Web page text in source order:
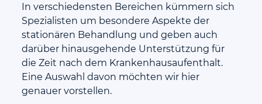
In verschiedensten Bereichen kümmern sich
Spezialisten um besondere Aspekte der
stationären Behandlung und geben auch
darüber hinausgehende Unterstützung für
die Zeit nach dem Krankenhausaufenthalt.
Eine Auswahl davon möchten wir hier
genauer vorstellen.